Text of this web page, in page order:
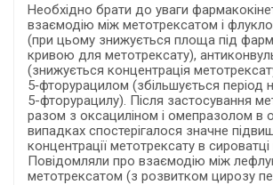
Необхідно брати до уваги
взаємодію між метотрексатом і
(при цьому знижується площа під
кривою для метотрексату),
(знижується концентрація
5‑фторурацилом (збільшується період
5-фторурацилу). Після застосування
разом з оксациліном і омепразолом в
випадках спостерігалося значне
концентрації метотрексату в сироватці
Повідомляли про взаємодію між
метотрексатом (з розвитком цирозу